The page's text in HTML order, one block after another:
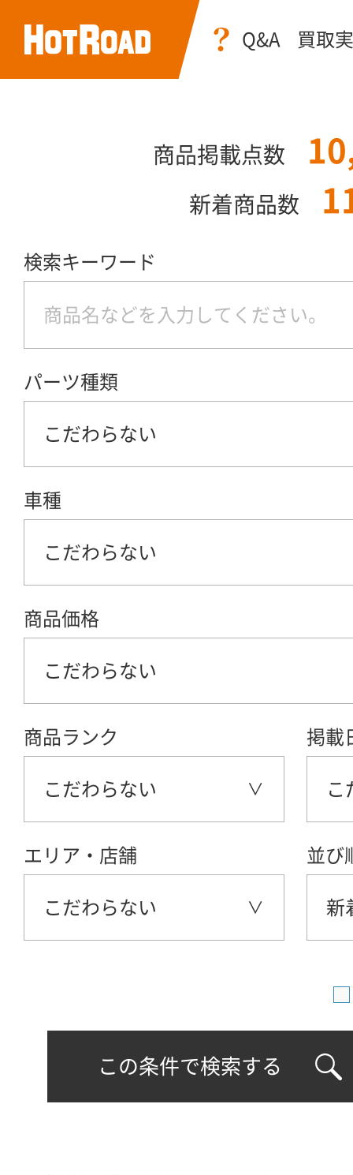
Q&A 買取
商品掲載点数
新着商品数
検索キーワード
パーツ種類
こだわらない
車種
こだわらない
商品価格
こだわらない
商品ランク
こだわらない
掲載
こ
エリア・店舗
こだわらない
並び
新
この条件で検索する